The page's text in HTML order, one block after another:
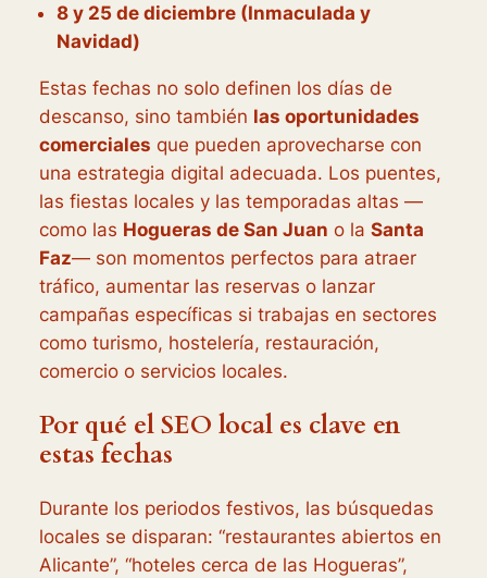
8 y 25 de diciembre (Inmaculada y
Navidad)
Estas fechas no solo definen los días de
descanso, sino también las oportunidades
comerciales que pueden aprovecharse con
una estrategia digital adecuada. Los puentes,
las fiestas locales y las temporadas altas —
como las Hogueras de San Juan o la Santa
Faz— son momentos perfectos para atraer
tráfico, aumentar las reservas o lanzar
campañas específicas si trabajas en sectores
como turismo, hostelería, restauración,
comercio o servicios locales.
Por qué el SEO local es clave en
estas fechas
Durante los periodos festivos, las búsquedas
locales se disparan: “restaurantes abiertos en
Alicante”, “hoteles cerca de las Hogueras”,